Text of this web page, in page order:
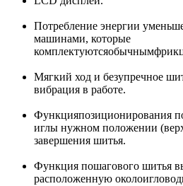
Потребление энергии
машинами, которые
Мягкий ход и безупречное
вибрация в работе.
Функцияпозиционирования
иглы нужном положении
завершения шитья.
Функция пошагового шитья
расположенную